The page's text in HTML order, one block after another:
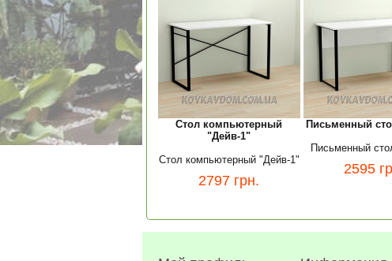
Стол компьютерный
"Дейв-1"
Стол компьютерный "Дейв-1"
2797 грн.
Письменный
Письменный
2595